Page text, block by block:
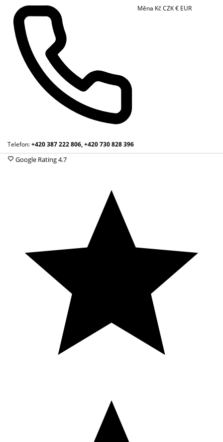
Telefon:+420 387 222 806, +420 730 828 396
Měna KčCZK€ EUR
Google Rating4.7